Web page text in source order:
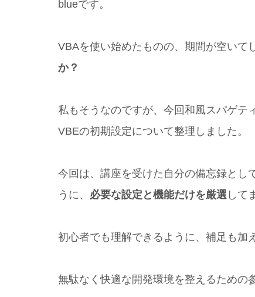
blueです。
VBAを使い始めたものの、期間が空いて
か？
私もそうなのですが、今回和風スパゲテ
VBEの初期設定について整理しました。
今回は、講座を受けた自分の備忘録とし
うに、 必要な設定と機能だけを厳選 して
初心者でも理解できるように、補足も加
無駄なく快適な開発環境を整えるための